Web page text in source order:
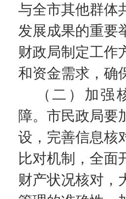
与全市其他群体
发展成果的重要
财政局制定工作
和资金需求，确
（二）加强
障。市民政局要
设，完善信息核
比对机制，全面
财产状况核对，